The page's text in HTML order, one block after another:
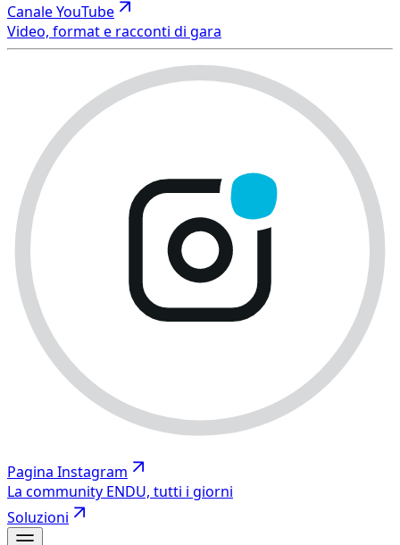
Canale YouTube
Video, format e racconti di gara
Pagina Instagram
La community ENDU, tutti i giorni
Soluzioni